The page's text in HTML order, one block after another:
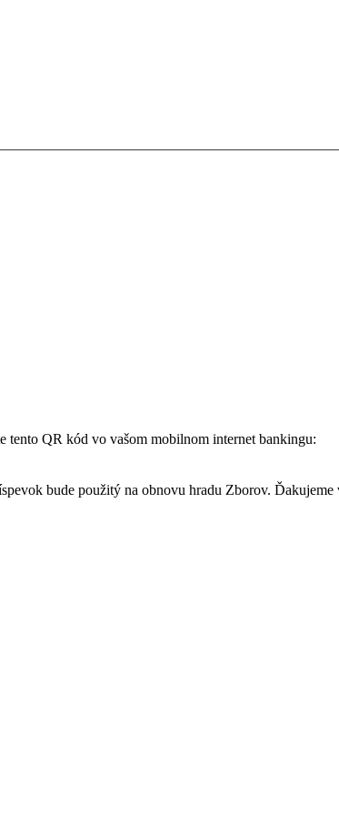
tento QR kód vo vašom mobilnom internet bankingu:
bude použitý na obnovu hradu Zborov. Ďakujeme